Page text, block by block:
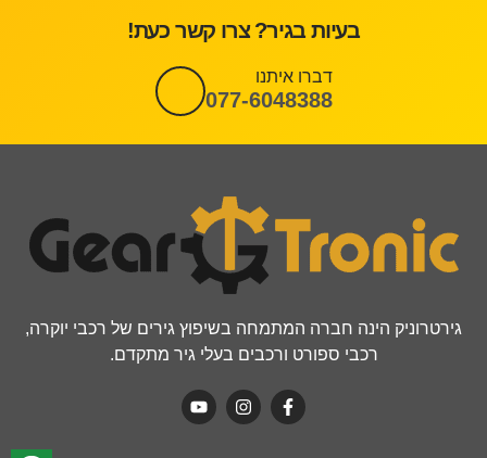
בעיות בגיר? צרו קשר כעת!
דברו איתנו
077-6048388
גירטרוניק הינה חברה המתמחה בשיפוץ גירים של רכבי יוקרה,
רכבי ספורט ורכבים בעלי גיר מתקדם.